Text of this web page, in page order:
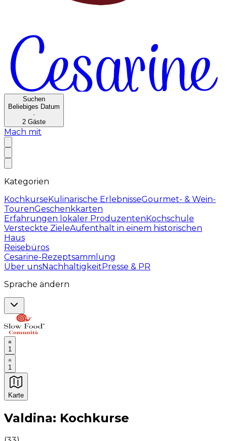
Suchen
Beliebiges Datum
·
2 Gäste
Mach mit
Kategorien
KochkurseKulinarische ErlebnisseGourmet- & Wein-
TourenGeschenkkarten
Erfahrungen lokaler ProduzentenKochschule
Versteckte ZieleAufenthalt in einem historischen
Haus
Reisebüros
Cesarine-Rezeptsammlung
Über unsNachhaltigkeitPresse & PR
Sprache ändern
1
1
Karte
Unvergessliche kulinarische Erlebnisse:
Valdina: Kochkurse